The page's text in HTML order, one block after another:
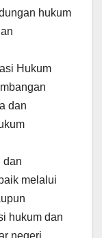
hukum
Hukum
dan
dan
melalui
hukum dan
negeri.